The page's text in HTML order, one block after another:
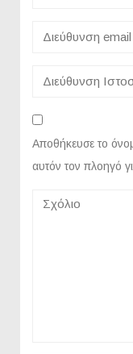
Αποθήκευσε το
αυτόν τον πλοηγό